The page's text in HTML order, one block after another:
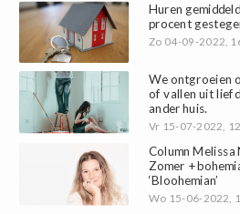
Huren
procent
Zo 04-09-2022,
We ontgroeien
of vallen uit
ander huis.
Vr 15-07-2022,
Column Melissa
Zomer +
‘Bloohemian’
Wo 15-06-2022,